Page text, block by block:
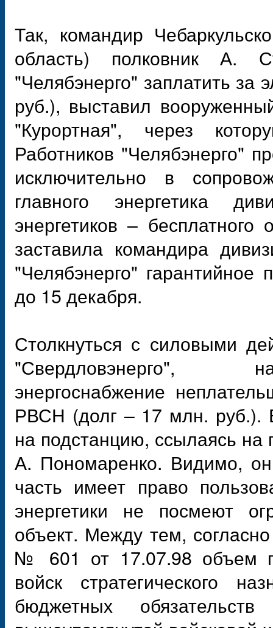
Так, командир
область) полковник А.
"Челябэнерго" заплатить за
руб.), выставил
"Курортная", через
Работников "Челябэнерго"
исключительно в
главного энергетика
энергетиков – бесплатного
заставила командира
"Челябэнерго"
до 15 декабря.
Столкнуться с силовыми
"Свердловэнерго",
энергоснабжение
РВСН (долг – 17 млн. руб.).
на подстанцию, ссылаясь на
А. Пономаренко. Видимо,
часть имеет право
энергетики не посмеют
объект. Между тем,
№ 601 от 17.07.98 объем
войск стратегического
бюджетных